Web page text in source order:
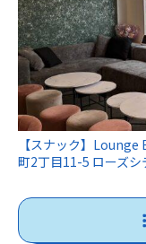
【スナック】
町2丁目11-5 ローズ